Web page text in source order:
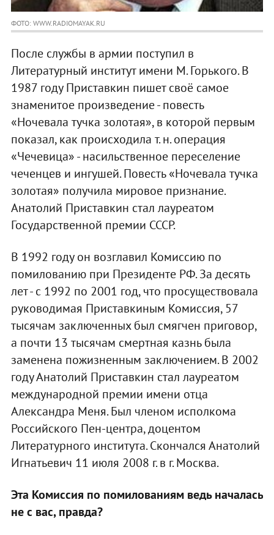
ФОТО: WWW.RADIOMAYAK.RU
После службы в армии поступил в
Литературный институт имени М. Горького. В
1987 году Приставкин пишет своё самое
знаменитое произведение - повесть
«Ночевала тучка золотая», в которой первым
показал, как происходила т. н. операция
«Чечевица» - насильственное переселение
чеченцев и ингушей. Повесть «Ночевала тучка
золотая» получила мировое признание.
Анатолий Приставкин стал лауреатом
Государственной премии СССР.
В 1992 году он возглавил Комиссию по
помилованию при Президенте РФ. За десять
лет - с 1992 по 2001 год, что просуществовала
руководимая Приставкиным Комиссия, 57
тысячам заключенных был смягчен приговор,
а почти 13 тысячам смертная казнь была
заменена пожизненным заключением. В 2002
году Анатолий Приставкин стал лауреатом
международной премии имени отца
Александра Меня. Был членом исполкома
Российского Пен-центра, доцентом
Литературного института. Скончался Анатолий
Игнатьевич 11 июля 2008 г. в г. Москва.
Эта Комиссия по помилованиям ведь началась
не с вас, правда?